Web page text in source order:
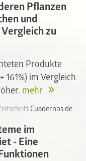
Pflanzen
und
zu
Produkte
im Vergleich
mehr
Cuadernos de
im
- Eine